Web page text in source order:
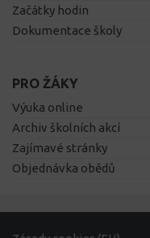
Začátky hodin
Dokumentace školy
PRO ŽÁKY
Výuka online
Archiv školních akcí
Zajímavé stránky
Objednávka obědů